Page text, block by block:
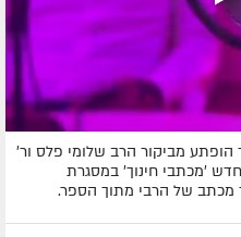
הופתע מביקור הרב שלומי פלס ור'
'מכתבי חינוך' במסגרת
מכתב של הרבי מתוך הספר.